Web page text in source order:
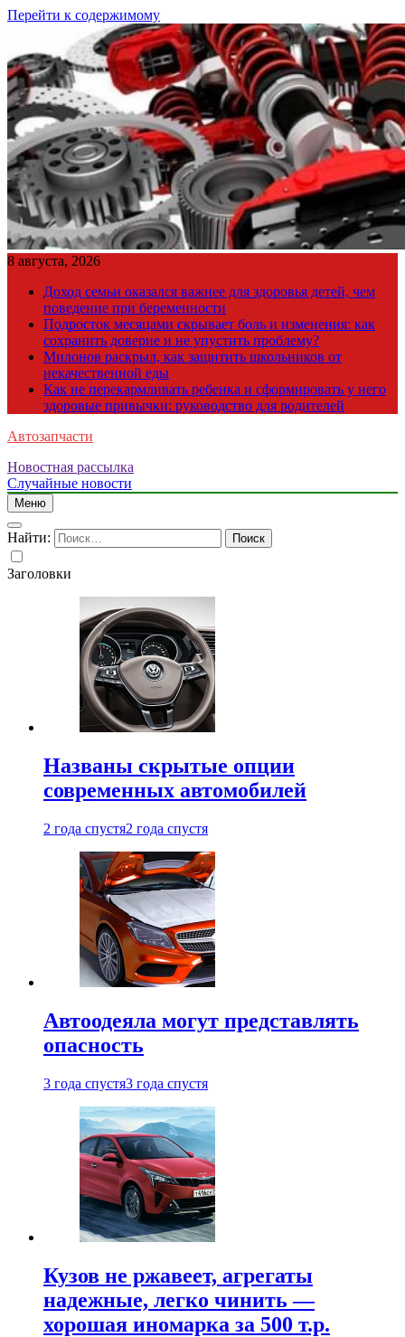
Перейти к содержимому
8 августа, 2026
Доход семьи оказался важнее для здоровья детей, чем
поведение при беременности
Подросток месяцами скрывает боль и изменения: как
сохранить доверие и не упустить проблему?
Милонов раскрыл, как защитить школьников от
некачественной еды
Как не перекармливать ребенка и сформировать у него
здоровые привычки: руководство для родителей
Автозапчасти
Новостная рассылка
Случайные новости
Меню
Найти:
Заголовки
Названы скрытые опции
современных автомобилей
2 года спустя2 года спустя
Автоодеяла могут представлять
опасность
3 года спустя3 года спустя
Кузов не ржавеет, агрегаты
надежные, легко чинить —
хорошая иномарка за 500 т.р.